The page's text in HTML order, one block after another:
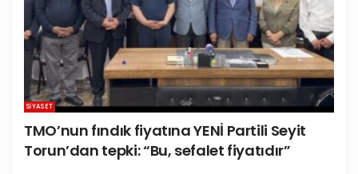
SIYASET
TMO’nun fındık fiyatına YENİ Partili Seyit
Torun’dan tepki: “Bu, sefalet fiyatıdır”